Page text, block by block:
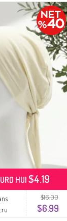
$16.00
$6.99
HUI $4.19